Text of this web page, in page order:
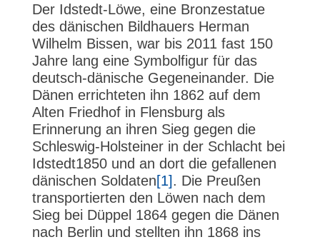
Der Idstedt-Löwe, eine Bronzestatue
des dänischen Bildhauers Herman
Wilhelm Bissen, war bis 2011 fast 150
Jahre lang eine Symbolfigur für das
deutsch-dänische Gegeneinander. Die
Dänen errichteten ihn 1862 auf dem
Alten Friedhof in Flensburg als
Erinnerung an ihren Sieg gegen die
Schleswig-Holsteiner in der Schlacht bei
Idstedt1850 und an dort die gefallenen
dänischen Soldaten[1]. Die Preußen
transportierten den Löwen nach dem
Sieg bei Düppel 1864 gegen die Dänen
nach Berlin und stellten ihn 1868 ins